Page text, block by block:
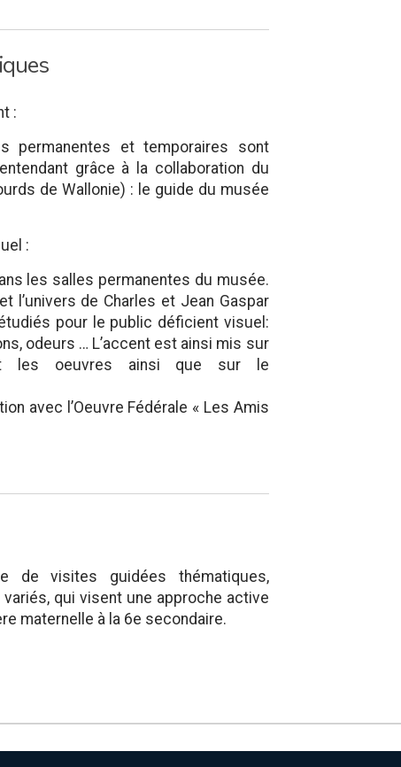
:
permanentes et temporaires sont
grâce à la collaboration du
de Wallonie) : le guide du musée
:
les salles permanentes du musée.
l’univers de Charles et Jean Gaspar
pour le public déficient visuel:
odeurs … L’accent est ainsi mis sur
les oeuvres ainsi que sur le
avec l’Oeuvre Fédérale « Les Amis
de visites guidées thématiques,
variés, qui visent une approche active
maternelle à la 6e secondaire.